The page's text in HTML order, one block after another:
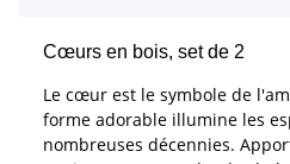
Cœurs en bois, set de 2
Le cœur est le symbole de
forme adorable illumine les
nombreuses décennies.